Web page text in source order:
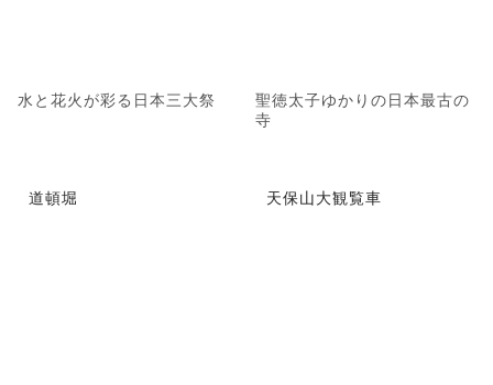
水と花火が彩る日本三大祭
聖徳太子ゆかりの日本最古の
寺
道頓堀 天保山大観覧車